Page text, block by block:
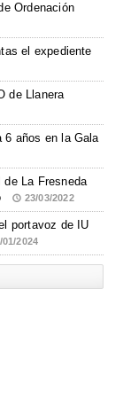
Ordenación
el expediente
de Llanera
6 años en la Gala
de La Fresneda
23/03/2022
portavoz de IU
01/2024